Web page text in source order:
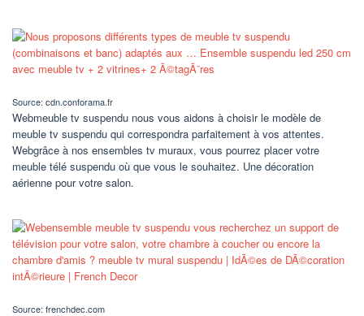
Source: cdn.conforama.fr
Webmeuble tv suspendu nous vous aidons à choisir le modèle de
meuble tv suspendu qui correspondra parfaitement à vos attentes.
Webgrâce à nos ensembles tv muraux, vous pourrez placer votre
meuble télé suspendu où que vous le souhaitez. Une décoration
aérienne pour votre salon.
Source: frenchdec.com